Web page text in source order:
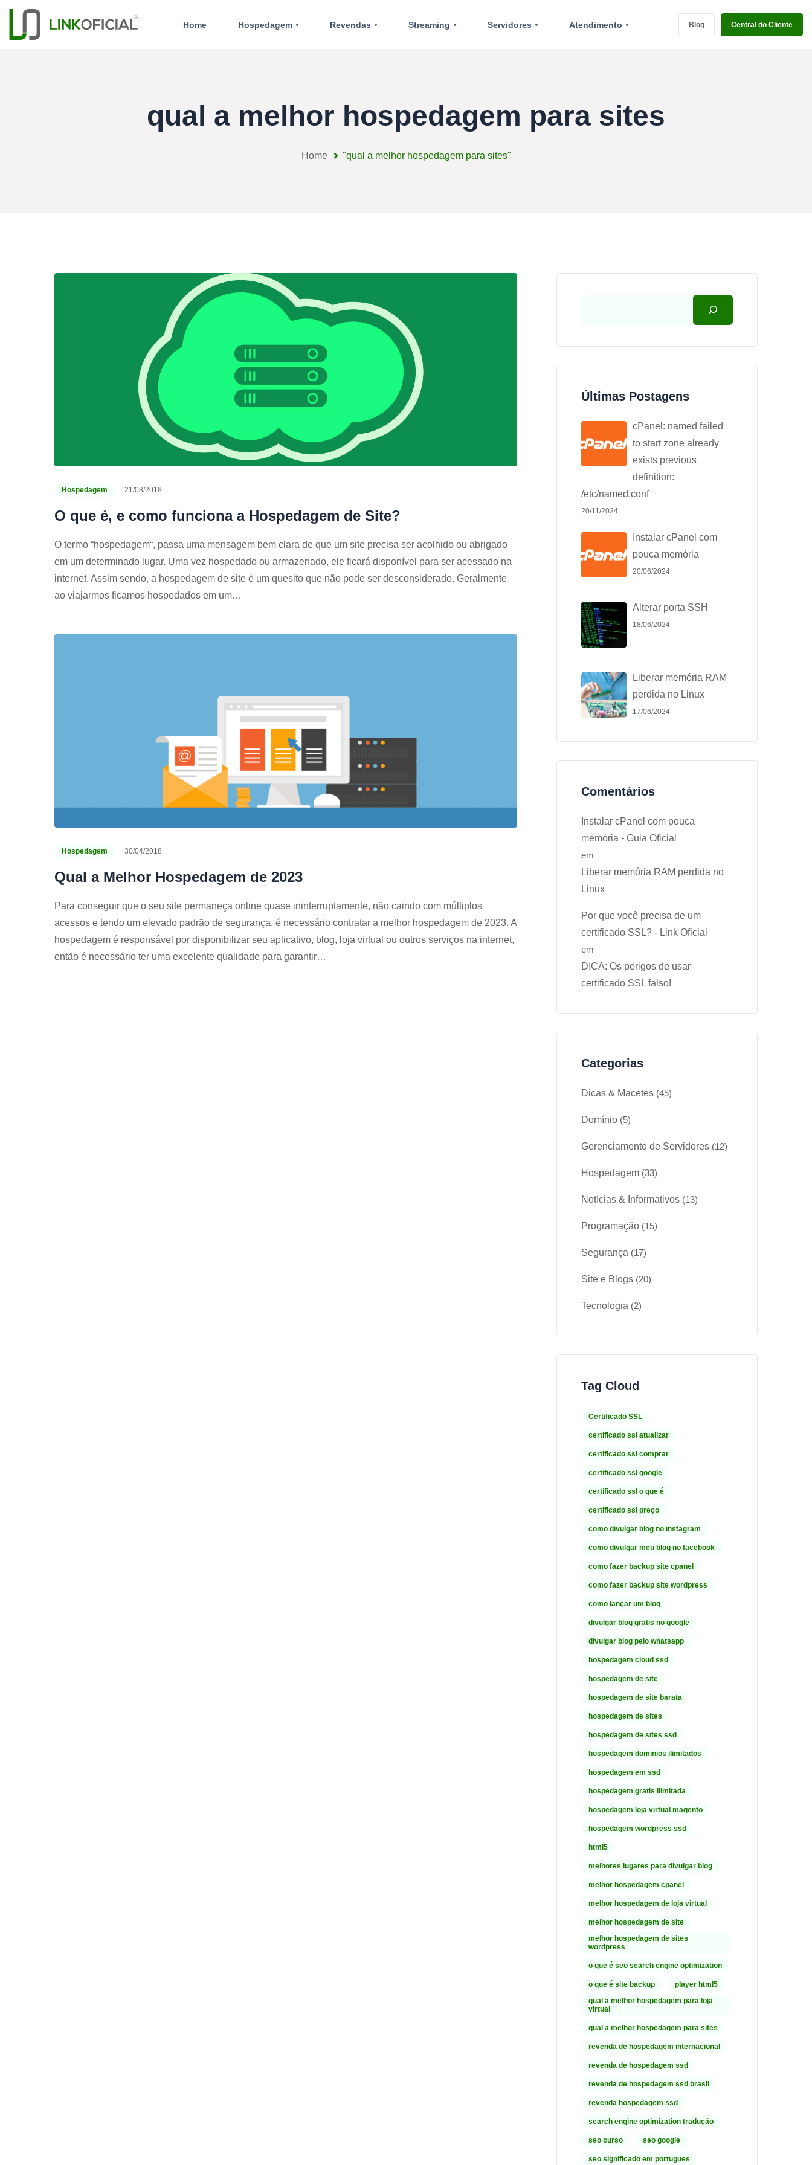
Home Hospedagem Revendas Streaming Servidores Atendimento Blog Central do Cliente
qual a melhor hospedagem para sites
Home "qual a melhor hospedagem para sites"
Hospedagem 21/08/2018
O que é, e como funciona a Hospedagem de Site?
O termo “hospedagem“, passa uma mensagem bem clara de que um site precisa ser acolhido ou abrigado
em um determinado lugar. Uma vez hospedado ou armazenado, ele ficará disponível para ser acessado na
internet. Assim sendo, a hospedagem de site é um quesito que não pode ser desconsiderado. Geralmente
ao viajarmos ficamos hospedados em um…
Hospedagem 30/04/2018
Qual a Melhor Hospedagem de 2023
Para conseguir que o seu site permaneça online quase ininterruptamente, não caindo com múltiplos
acessos e tendo um elevado padrão de segurança, é necessário contratar a melhor hospedagem de 2023. A
hospedagem é responsável por disponibilizar seu aplicativo, blog, loja virtual ou outros serviços na internet,
então é necessário ter uma excelente qualidade para garantir…
Últimas Postagens
cPanel: named failed
to start zone already
exists previous
definition:
/etc/named.conf
20/11/2024
Instalar cPanel com
pouca memória
20/06/2024
Alterar porta SSH
18/06/2024
Liberar memória RAM
perdida no Linux
17/06/2024
Comentários
Instalar cPanel com pouca
memória - Guia Oficial
em
Liberar memória RAM perdida no
Linux
Por que você precisa de um
certificado SSL? - Link Oficial
em
DICA: Os perigos de usar
certificado SSL falso!
Categorias
Dicas & Macetes (45)
Domínio (5)
Gerenciamento de Servidores (12)
Hospedagem (33)
Notícias & Informativos (13)
Programação (15)
Segurança (17)
Site e Blogs (20)
Tecnologia (2)
Tag Cloud
Certificado SSL
certificado ssl atualizar
certificado ssl comprar
certificado ssl google
certificado ssl o que é
certificado ssl preço
como divulgar blog no instagram
como divulgar meu blog no facebook
como fazer backup site cpanel
como fazer backup site wordpress
como lançar um blog
divulgar blog gratis no google
divulgar blog pelo whatsapp
hospedagem cloud ssd
hospedagem de site
hospedagem de site barata
hospedagem de sites
hospedagem de sites ssd
hospedagem dominios ilimitados
hospedagem em ssd
hospedagem gratis ilimitada
hospedagem loja virtual magento
hospedagem wordpress ssd
html5
melhores lugares para divulgar blog
melhor hospedagem cpanel
melhor hospedagem de loja virtual
melhor hospedagem de site
melhor hospedagem de sites
wordpress
o que é seo search engine optimization
o que é site backup
player html5
qual a melhor hospedagem para loja
virtual
qual a melhor hospedagem para sites
revenda de hospedagem internacional
revenda de hospedagem ssd
revenda de hospedagem ssd brasil
revenda hospedagem ssd
search engine optimization tradução
seo curso seo google
seo significado em portugues